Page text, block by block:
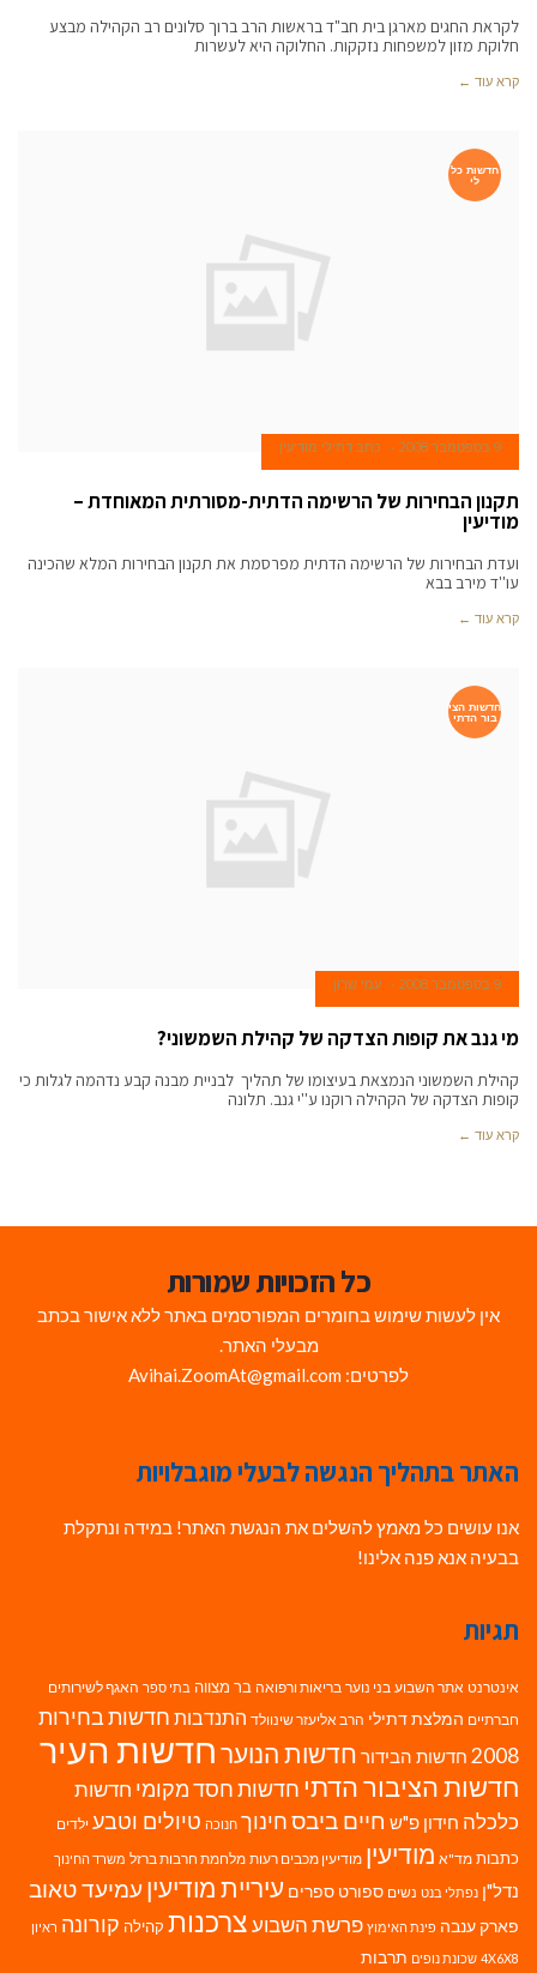
לקראת החגים מארגן בית חב"ד בראשות הרב ברוך סלונים רב הקהילה מבצע
חלוקת מזון למשפחות נזקקות. החלוקה היא לעשרות
קרא עוד ←
חדשות כל
לי
9 בספטמבר 2008 כתב דתילי מודיעין
תקנון הבחירות של הרשימה הדתית-מסורתית המאוחדת –
מודיעין
ועדת הבחירות של הרשימה הדתית מפרסמת את תקנון הבחירות המלא שהכינה
עו''ד מירב בבא
קרא עוד ←
חדשות הצי
בור הדתי
9 בספטמבר 2008 עמי שרון
מי גנב את קופות הצדקה של קהילת השמשוני?
קהילת השמשוני הנמצאת בעיצומו של תהליך לבניית מבנה קבע נדהמה לגלות כי
קופות הצדקה של הקהילה רוקנו ע''י גנב. תלונה
קרא עוד ←
כל הזכויות שמורות
אין לעשות שימוש בחומרים המפורסמים באתר ללא אישור בכתב
מבעלי האתר.
לפרטים: Avihai.ZoomAt@gmail.com
האתר בתהליך הנגשה לבעלי מוגבלויות
אנו עושים כל מאמץ להשלים את הנגשת האתר! במידה ונתקלת
בבעיה אנא פנה אלינו!
תגיות
אינטרנט אתר השבוע בני נוער בריאות ורפואה בר מצווה בתי ספר האגף לשירותים
חברתיים המלצת דתילי הרב אליעזר שינוולד התנדבות חדשות בחירות
2008 חדשות הבידור חדשות הנוערחדשות העיר
חדשות הציבור הדתי חדשות חסד מקומי חדשות
כלכלה חידון פ"ש חיים ביבסחינוך חנוכה טיולים וטבע ילדים
כתבות מד"א מודיעין מודיעין מכבים רעות מלחמת חרבות ברזל משרד החינוך
נדל"ן נפתלי בנט נשים ספורט ספרים עיריית מודיעין עמיעד טאוב
פארק ענבה פינת האימוץ פרשת השבועצרכנות קהילה קורונה ראיון
4X6X8 שכונת נופים תרבות